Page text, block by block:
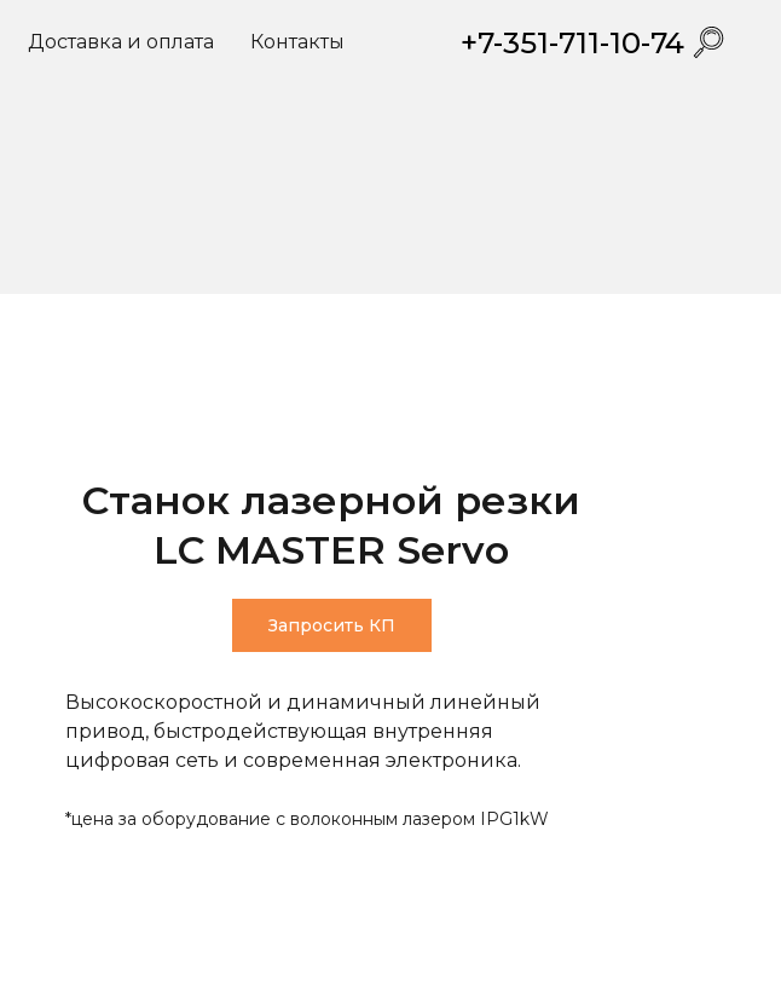
Доставка и оплата Контакты +7-351-711-10-74
Станок лазерной резки
LC MASTER Servo
Запросить КП
Высокоскоростной и динамичный линейный
привод, быстродействующая внутренняя
цифровая сеть и современная электроника.
*цена за оборудование с волоконным лазером IPG1kW